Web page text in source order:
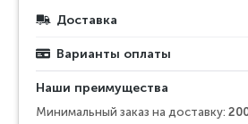
Доставка
Варианты оплаты
Наши преимущества
Минимальный заказ на доставку: